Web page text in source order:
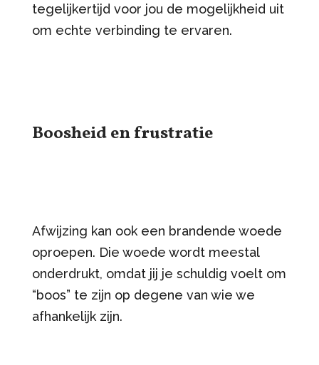
tegelijkertijd voor jou de mogelijkheid uit
om echte verbinding te ervaren.
Boosheid en frustratie
Afwijzing kan ook een brandende woede
oproepen. Die woede wordt meestal
onderdrukt, omdat jij je schuldig voelt om
“boos” te zijn op degene van wie we
afhankelijk zijn.